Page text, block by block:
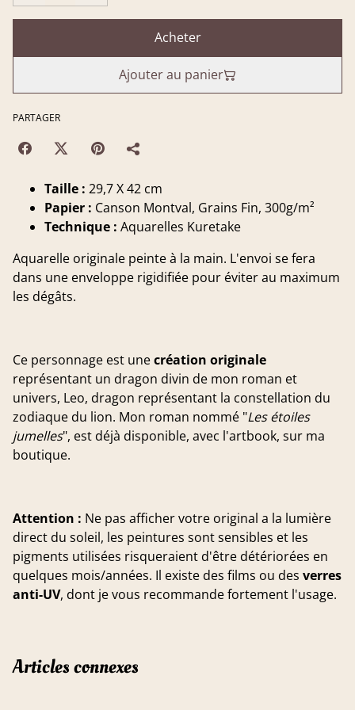
Acheter
Ajouter au panier
PARTAGER
Taille : 29,7 X 42 cm
Papier : Canson Montval, Grains Fin, 300g/m²
Technique : Aquarelles Kuretake
Aquarelle originale peinte à la main. L'envoi se fera
dans une enveloppe rigidifiée pour éviter au maximum
les dégâts.
Ce personnage est unecréation originale
représentant un dragon divin de mon roman et
univers, Leo, dragon représentant la constellation du
zodiaque du lion. Mon roman nommé "Les étoiles
jumelles", est déjà disponible, avec l'artbook, sur ma
boutique.
Attention : Ne pas afficher votre original a la lumière
direct du soleil, les peintures sont sensibles et les
pigments utilisées risqueraient d'être détériorées en
quelques mois/années. Il existe des films ou des verres
anti-UV, dont je vous recommande fortement l'usage.
Articles connexes